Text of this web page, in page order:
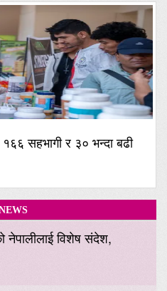
सहभागी र ३० भन्दा बढी
नेपालीलाई विशेष संदेश,